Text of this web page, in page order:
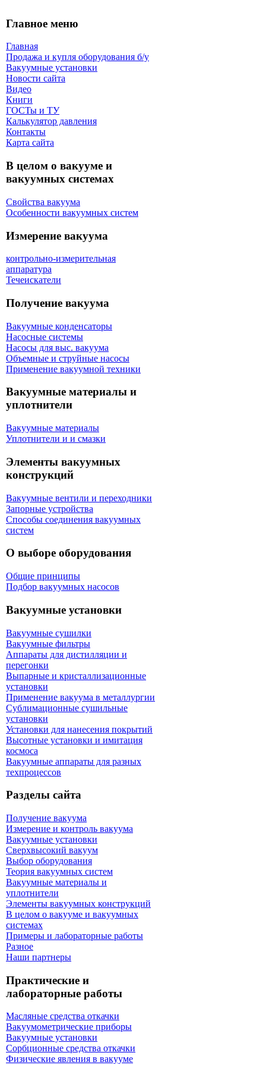
Главное меню
Главная
Продажа и купля оборудования б/y
Вакуумные установки
Новости сайта
Видео
Книги
ГОСТы и ТУ
Калькулятор давления
Контакты
Карта сaйта
В целом о вакууме и
вакуумных системах
Свойства вакуума
Особенности вакуумных систем
Измерение вакуума
контрольно-измерительная
аппаратура
Течеискатели
Получение вакуума
Вакуумные конденсаторы
Насосные системы
Насосы для выс. вакуума
Объемные и струйные насосы
Применение вакуумной техники
Вакуумные материалы и
уплотнители
Вакуумные материалы
Уплотнители и и смазки
Элементы вакуумных
конструкций
Вакуумные вентили и переходники
Запорные устройства
Способы соединения вакуумных
систем
О выборе оборудования
Общие принципы
Подбор вакуумных насосов
Вакуумные установки
Вакуумные сушилки
Вакуумные фильтры
Аппараты для дистилляции и
перегонки
Выпарные и кристаллизационные
установки
Применение вакуума в металлургии
Сублимационные сушильные
установки
Установки для нанесения покрытий
Высотные установки и имитация
космоса
Вакуумные аппараты для разных
техпроцессов
Разделы сайта
Получение вакуума
Измерение и контроль вакуума
Вакуумные установки
Сверхвысокий вакуум
Выбор оборудования
Теория вакуумных систем
Вакуумные материалы и
уплотнители
Элементы вакуумных конструкций
В целом о вакууме и вакуумных
системах
Примеры и лабораторные работы
Разное
Наши партнеры
Практические и
лабораторные работы
Масляные средства откачки
Вакуумометрические приборы
Вакуумные установки
Сорбционные средства откачки
Физические явления в вакууме